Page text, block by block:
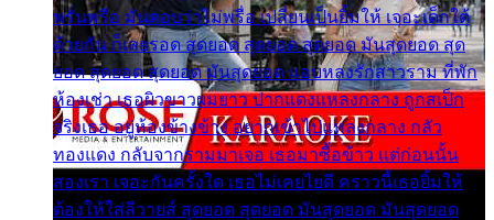
พรั่นพรือ มันตอบว่าไม่พรื่อ เปลี่ยนเป็นยิ้มให้ เจอะเด็กใต้
ด้วยกัน ก็เลยรอด สุดยอด สุดยอด สุดยอด มันสุดยอด สุด
ยอด สุดยอด สุดยอด มันสุดยอด แอบหลงรักสาวราม ที่พัก
ห้องเช่า เธอผิวขาวผมยาว ปากแดงแหลงกลาง ถูกสเป็ก
จริงเธอ อยู่ห้องข้างข้าง อยากเข้าไปแหลงกลาง กลัว
ทองแดง กลับจากรามมาเจอ เธอมาซื้อข้าว แต่ก่อนนั้น
สองเรา เจอะกันครั้งใด เธอไม่เคยไยดี คราวนี้เธอยิ้มให้
ต้องให้ใส่ลีวายส์ สุดยอด สุดยอด มันสุดยอด มันสุดยอด